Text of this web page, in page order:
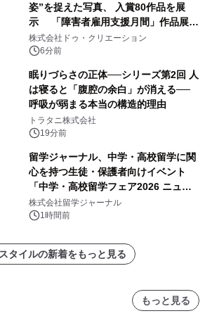
姿”を捉えた写真、 入賞80作品を展
示 「障害者雇用支援月間」作品展示
会を 東京・愛知で開催
株式会社ドゥ・クリエーション
6分前
眠りづらさの正体──シリーズ第2回 人
は寝ると「腹腔の余白」が消える──
呼吸が弱まる本当の構造的理由
トラタニ株式会社
19分前
留学ジャーナル、中学・高校留学に関
心を持つ生徒・保護者向けイベント
「中学・高校留学フェア2026 ニュー
ジーランド＆オーストラリア」を
9/12(土)に開催
株式会社留学ジャーナル
1時間前
タイルの新着をもっと見る
もっと見る